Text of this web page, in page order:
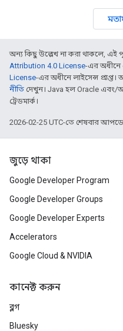
অন্য কিছু উল্লেখ না করা থাকলে, এই
Attribution 4.0 License-এর
License-এর অধীনে লাইসেন্স
নীতি দেখুন। Java হল Oracle এবং/
ট্রেডমার্ক।
2026-02-25 UTC-তে শেষবার
জুড়ে থাকা
Google Developer Program
Google Developer Groups
Google Developer Experts
Accelerators
Google Cloud & NVIDIA
কানেক্ট করুন
ব্লগ
Bluesky